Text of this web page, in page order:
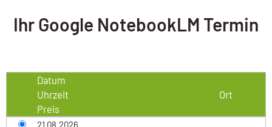
Ihr Google NotebookLM Termin
Datum
Uhrzeit
Ort
Preis
21.08.2026